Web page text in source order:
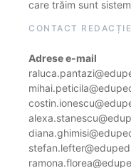
care trăim sunt
CONTACT REDACȚIE
Adrese e-mail